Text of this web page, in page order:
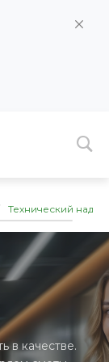
Технический
в качестве.